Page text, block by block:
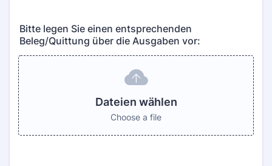
Bitte legen Sie einen entsprechenden
Beleg/Quittung über die Ausgaben vor:
Dateien wählen
Choose a file